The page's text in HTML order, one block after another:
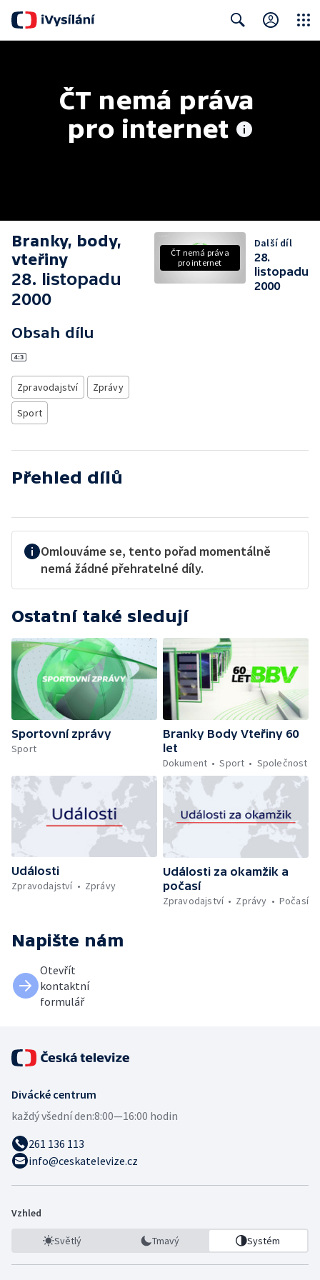
ČT nemá práva
pro internet
Branky, body,
vteřiny
28. listopadu
2000
Obsah dílu
Zpravodajství
Zprávy
Sport
ČT nemá práva
pro internet
Další díl
28.
listopadu
2000
Přehled dílů
Omlouváme se, tento pořad momentálně
nemá žádné přehratelné díly.
Ostatní také sledují
Sportovní zprávy
Sport
Branky Body Vteřiny 60
let
Dokument
Sport Společnost
Události
Zpravodajství
Zprávy
Události za okamžik a
počasí
Zpravodajství
Zprávy Počasí
Napište nám
Otevřít
kontaktní
formulář
Divácké centrum
každý všední den:8:00—16:00 hodin
261 136 113
info@ceskatelevize.cz
Vzhled
Světlý Tmavý Systém